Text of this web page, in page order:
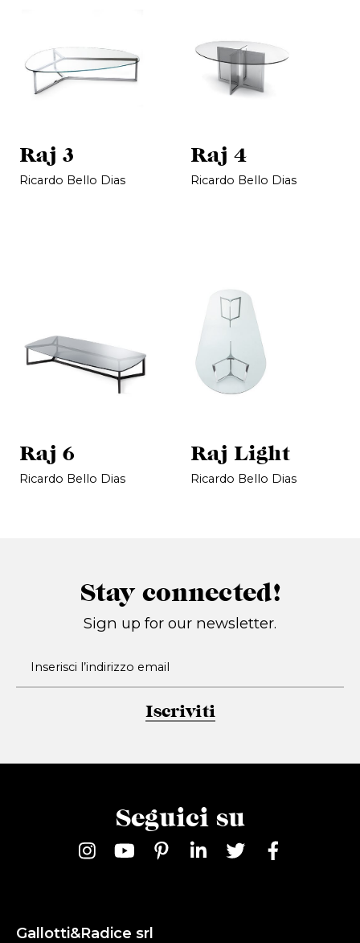
Raj 3
Ricardo Bello Dias
Raj 4
Ricardo Bello Dias
Raj 6
Ricardo Bello Dias
Raj Light
Ricardo Bello Dias
Stay connected!
Sign up for our newsletter.
Iscriviti
Seguici su
Gallotti&Radice srl